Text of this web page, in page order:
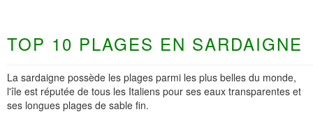
TOP 10 PLAGES EN SARDAIGNE
La sardaigne possède les plages parmi les plus belles du monde,
l'île est réputée de tous les Italiens pour ses eaux transparentes et
ses longues plages de sable fin.